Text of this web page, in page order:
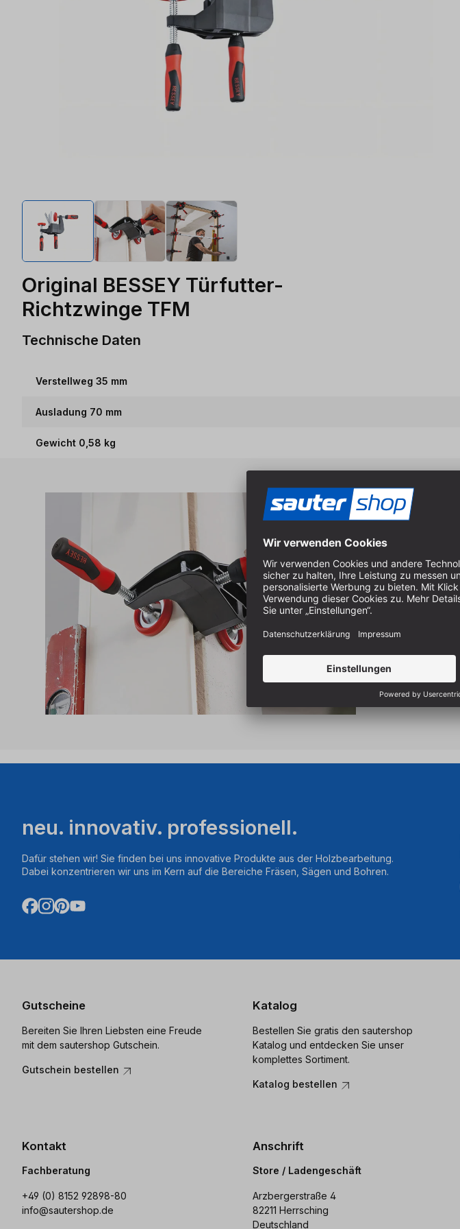
Original BESSEY Türfutter-
Richtzwinge TFM
Technische Daten
Verstellweg 35 mm
Ausladung 70 mm
Gewicht 0,58 kg
neu. innovativ. professionell.
Dafür stehen wir! Sie finden bei uns innovative Produkte aus der Holzbearbeitung.
Dabei konzentrieren wir uns im Kern auf die Bereiche Fräsen, Sägen und Bohren.
Gutscheine
Bereiten Sie Ihren Liebsten eine Freude
mit dem sautershop Gutschein.
Gutschein bestellen
Katalog
Bestellen Sie gratis den sautershop
Katalog und entdecken Sie unser
komplettes Sortiment.
Katalog bestellen
Kontakt
Fachberatung
+49 (0) 8152 92898-80
info@sautershop.de
Anschrift
Store / Ladengeschäft
Arzbergerstraße 4
82211 Herrsching
Deutschland